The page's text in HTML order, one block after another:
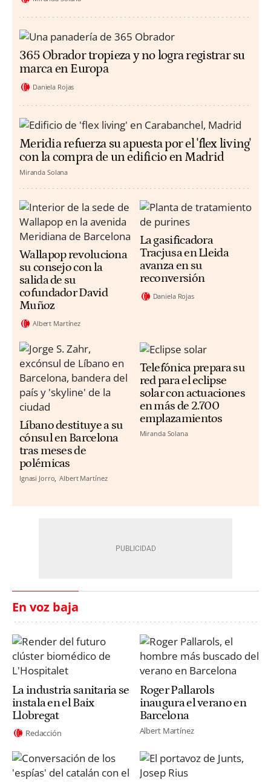
365 Obrador tropieza y no logra registrar su
marca en Europa
Daniela Rojas
Meridia refuerza su apuesta por el 'flex living'
con la compra de un edificio en Madrid
Miranda Solana
Wallapop revoluciona
su consejo con la
salida de su
cofundador David
Muñoz
Albert Martínez
La gasificadora
Tracjusa en Lleida
avanza en su
reconversión
Daniela Rojas
Líbano destituye a su
cónsul en Barcelona
tras meses de
polémicas
Ignasi Jorro Albert Martínez
Telefónica prepara su
red para el eclipse
solar con actuaciones
en más de 2.700
emplazamientos
Miranda Solana
En voz baja
La industria sanitaria se
instala en el Baix
Llobregat
Redacción
Roger Pallarols
inaugura el verano en
Barcelona
Albert Martínez